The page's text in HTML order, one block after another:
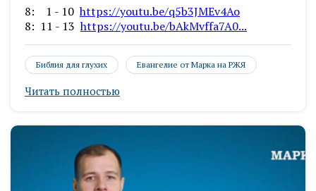
8: 1 - 10https://youtu.be/q5b3JMEv4Ao
8: 11 - 13https://youtu.be/bAkMvffa7A0...
Библия для глухих Евангелие от Марка на РЖЯ
Читать полностью